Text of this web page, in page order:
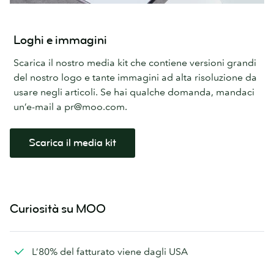
Loghi e immagini
Scarica il nostro media kit che contiene versioni grandi
del nostro logo e tante immagini ad alta risoluzione da
usare negli articoli. Se hai qualche domanda, mandaci
un’e-mail a pr@moo.com.
Scarica il media kit
Curiosità su MOO
L’80% del fatturato viene dagli USA